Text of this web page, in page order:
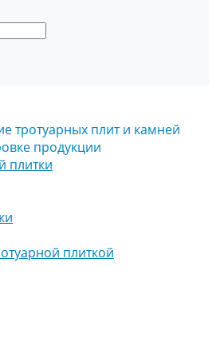
тротуарных плит и камней
продукции
плитки
плиткой